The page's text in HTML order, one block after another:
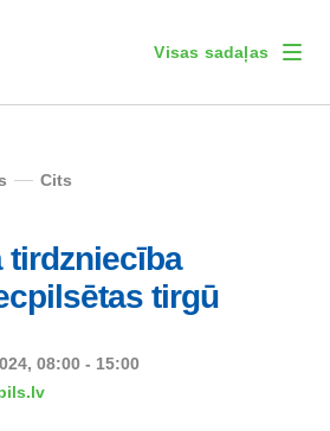
Visas sadaļas
Cits
tirdzniecība
tirgū
08:00 - 15:00